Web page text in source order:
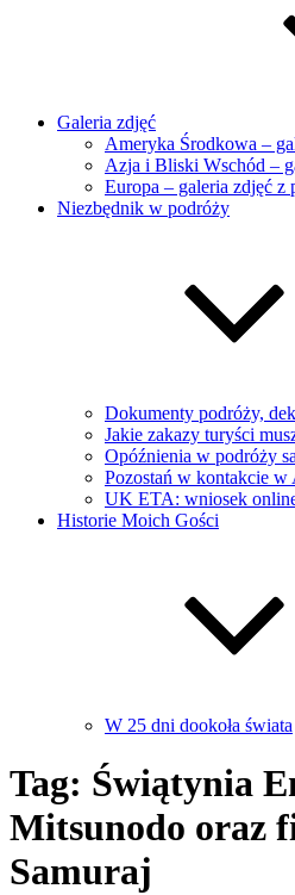
Galeria zdjęć
Ameryka Środkowa –
Azja i Bliski Wschód –
Europa – galeria zdjęć z
Niezbędnik w podróży
Dokumenty podróży,
Jakie zakazy turyści
Opóźnienia w podróży
Pozostań w kontakcie w
UK ETA: wniosek
Historie Moich Gości
W 25 dni dookoła świata
Tag: Świątynia
Mitsunodo oraz
Samuraj